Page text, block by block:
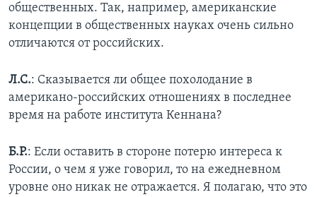
общественных. Так, например, американские
концепции в общественных науках очень сильно
отличаются от российских.
Л.С.: Сказывается ли общее похолодание в
американо-российских отношениях в последнее
время на работе института Кеннана?
Б.Р.: Если оставить в стороне потерю интереса к
России, о чем я уже говорил, то на ежедневном
уровне оно никак не отражается. Я полагаю, что это